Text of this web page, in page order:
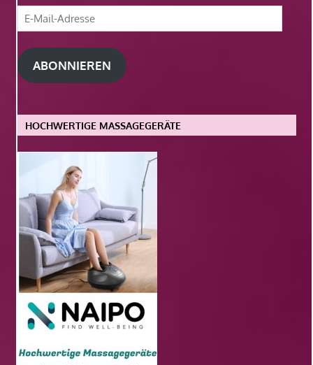
E-
Mail-
Adresse
ABONNIEREN
HOCHWERTIGE MASSAGEGERÄTE